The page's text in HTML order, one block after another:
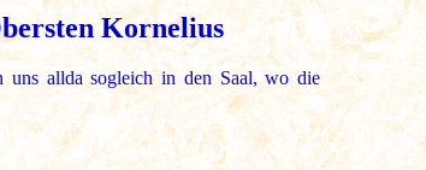
Kornelius
uns allda sogleich in den Saal, wo die